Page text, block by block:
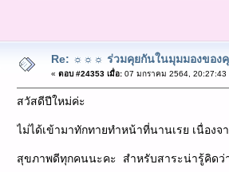
Re: ☼☼☼ ร่วมคุยกันในมุมมองของ
« ตอบ #24353 เมื่อ:07 มกราคม 2564, 20:27:43
สวัสดีปีใหม่ค่ะ
ไม่ได้เข้ามาทักทายทำหน้าที่นานเรย เนื่อง
สุขภาพดีทุกคนนะคะ สำหรับสาระน่ารู้คิด